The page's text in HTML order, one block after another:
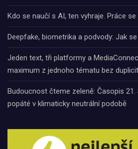
Kdo se naučí s AI, ten vyhraje. Práce
Deepfake, biometrika a podvody: Jak
Jeden text, tři platformy a
maximum z jednoho tématu bez
Budoucnost čteme zeleně: Časopis 21.
popáté v klimaticky neutrální podobě